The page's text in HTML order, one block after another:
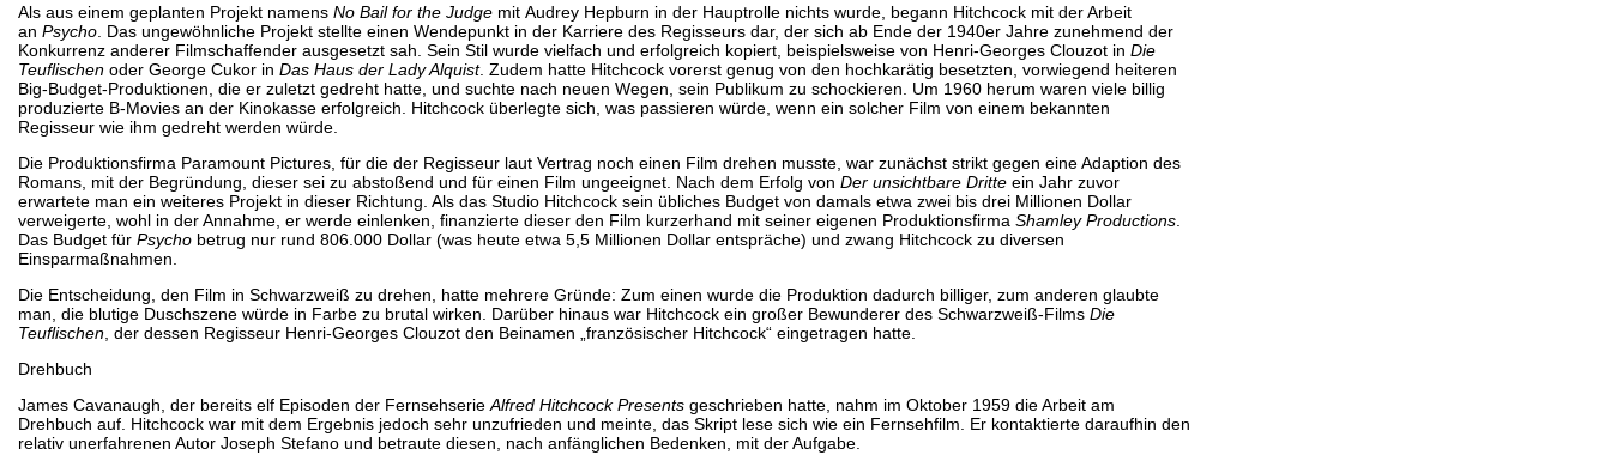
Als aus einem geplanten Projekt namens No Bail for the Judge mit Audrey Hepburn in der Hauptrolle nichts wurde, begann Hitchcock mit der Arbeit
an Psycho . Das ungewöhnliche Projekt stellte einen Wendepunkt in der Karriere des Regisseurs dar, der sich ab Ende der 1940er Jahre zunehmend der
Konkurrenz anderer Filmschaffender ausgesetzt sah. Sein Stil wurde vielfach und erfolgreich kopiert, beispielsweise von Henri-Georges Clouzot in Die
Teuflischen oder George Cukor in Das Haus der Lady Alquist. Zudem hatte Hitchcock vorerst genug von den hochkarätig besetzten, vorwiegend heiteren
Big-Budget-Produktionen, die er zuletzt gedreht hatte, und suchte nach neuen Wegen, sein Publikum zu schockieren. Um 1960 herum waren viele billig
produzierte B-Movies an der Kinokasse erfolgreich. Hitchcock überlegte sich, was passieren würde, wenn ein solcher Film von einem bekannten
Regisseur wie ihm gedreht werden würde.
Die Produktionsfirma Paramount Pictures, für die der Regisseur laut Vertrag noch einen Film drehen musste, war zunächst strikt gegen eine Adaption des
Romans, mit der Begründung, dieser sei zu abstoßend und für einen Film ungeeignet. Nach dem Erfolg von Der unsichtbare Dritte ein Jahr zuvor
erwartete man ein weiteres Projekt in dieser Richtung. Als das Studio Hitchcock sein übliches Budget von damals etwa zwei bis drei Millionen Dollar
verweigerte, wohl in der Annahme, er werde einlenken, finanzierte dieser den Film kurzerhand mit seiner eigenen Produktionsfirma Shamley Productions
Das Budget für Psycho betrug nur rund 806.000 Dollar (was heute etwa 5,5 Millionen Dollar entspräche) und zwang Hitchcock zu diversen
Einsparmaßnahmen.
Die Entscheidung, den Film in Schwarzweiß zu drehen, hatte mehrere Gründe: Zum einen wurde die Produktion dadurch billiger, zum anderen glaubte
man, die blutige Duschszene würde in Farbe zu brutal wirken. Darüber hinaus war Hitchcock ein großer Bewunderer des Schwarzweiß-Films Die
Teuflischen , der dessen Regisseur Henri-Georges Clouzot den Beinamen „französischer Hitchcock“ eingetragen hatte.
Drehbuch
James Cavanaugh, der bereits elf Episoden der Fernsehserie Alfred Hitchcock Presents geschrieben hatte, nahm im Oktober 1959 die Arbeit am
Drehbuch auf. Hitchcock war mit dem Ergebnis jedoch sehr unzufrieden und meinte, das Skript lese sich wie ein Fernsehfilm. Er kontaktierte daraufhin den
relativ unerfahrenen Autor Joseph Stefano und betraute diesen, nach anfänglichen Bedenken, mit der Aufgabe.